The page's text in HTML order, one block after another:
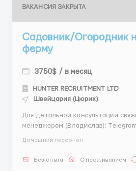
ВАКАНСИЯ ЗАКРЫТА
Садовник/Огородник
ферму
3750$ / в месяц
HUNTER RECRUITMENT LTD
Швейцария (Цюрих)
Для детальной консультации
менеджером (Владислав):
WhatsApp: +44 7796 879082 Imo:
увлекаетесь садоводством и
Мечтаете работать на красивой
Домашний персонал
Без опыта С проживанием